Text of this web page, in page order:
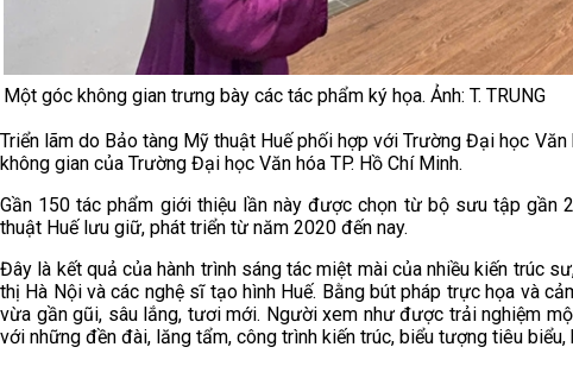
Một góc không gian trưng bày các tác phẩm ký họa. Ảnh: T. TRUNG
Triển lãm do Bảo tàng Mỹ thuật Huế phối hợp với Trường Đại học
không gian của Trường Đại học Văn hóa TP. Hồ Chí Minh.
Gần 150 tác phẩm giới thiệu lần này được chọn từ bộ sưu tập gần
thuật Huế lưu giữ, phát triển từ năm 2020 đến nay.
Đây là kết quả của hành trình sáng tác miệt mài của nhiều kiến trúc
thị Hà Nội và các nghệ sĩ tạo hình Huế. Bằng bút pháp trực họa và
vừa gần gũi, sâu lắng, tươi mới. Người xem như được trải nghiệm
với những đền đài, lăng tẩm, công trình kiến trúc, biểu tượng tiêu